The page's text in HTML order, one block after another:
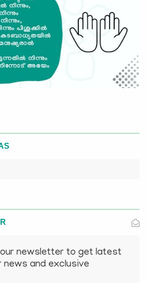
newsletter to get latest
news and exclusive